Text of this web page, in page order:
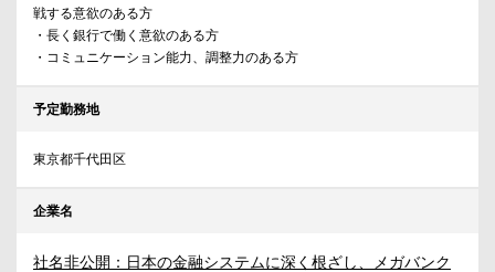
戦する意欲のある方
・長く銀行で働く意欲のある方
・コミュニケーション能力、調整力のある方
予定勤務地
東京都千代田区
企業名
社名非公開：日本の金融システムに深く根ざし、メガバンク